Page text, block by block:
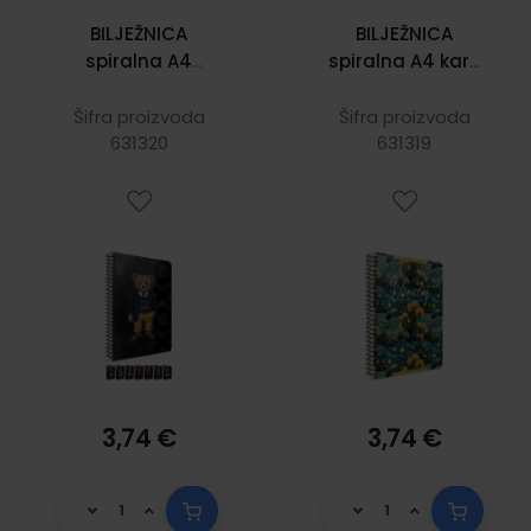
BILJEŽNICA
spiralna A4
tvrdi uvez, 80
listova, 70 gr
Šifra proizvoda
631320
3,74 €
BILJEŽNICA
spiralna A4 karo
uvez, 80 listova,
70 gr papir 7707
Šifra proizvoda
631319
3,74 €